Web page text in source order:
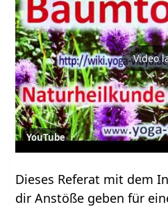
Video
YouTube
Dieses Referat mit dem
dir Anstöße geben für